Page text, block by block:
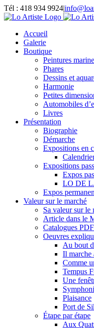
Passer
au
Tél : 418 934 9924|
Facebook
Instagram
Email
Pinterest
YouTube
Accueil
Galerie
Boutique
Peintures
Phares
Dessins et
Harmonie
Petites
Automobiles
Livres
Présentation
Biographie
Démarche
Expositions en
Expositions
Expos
LO DE
Expos
Valeur sur le marché
Sa valeur sur le
Article dans le
Catalogues
Oeuvres
Au bout
Il marche
Comme
Tempus
Une
Plaisance
Port de
Étape par étape
Aux